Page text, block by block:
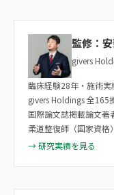
監修：
givers
臨床経験28年・施術
givers Holdings 全165
国際論文誌掲載論文著
柔道整復師（国家資格
→ 研究実績を見る